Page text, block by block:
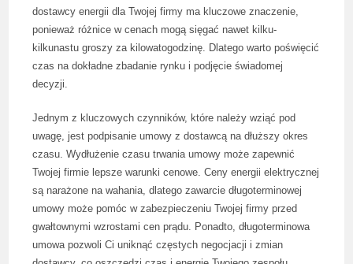
dostawcy energii dla Twojej firmy ma kluczowe znaczenie,
ponieważ różnice w cenach mogą sięgać nawet kilku-
kilkunastu groszy za kilowatogodzinę. Dlatego warto poświęcić
czas na dokładne zbadanie rynku i podjęcie świadomej
decyzji.
Jednym z kluczowych czynników, które należy wziąć pod
uwagę, jest podpisanie umowy z dostawcą na dłuższy okres
czasu. Wydłużenie czasu trwania umowy może zapewnić
Twojej firmie lepsze warunki cenowe. Ceny energii elektrycznej
są narażone na wahania, dlatego zawarcie długoterminowej
umowy może pomóc w zabezpieczeniu Twojej firmy przed
gwałtownymi wzrostami cen prądu. Ponadto, długoterminowa
umowa pozwoli Ci uniknąć częstych negocjacji i zmian